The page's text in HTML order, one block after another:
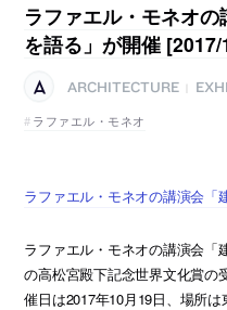
ラファエル・モネオ
を語る」が開催
ARCHITECTURE
ラファエル・モネオ
ラファエル・モネオの講演会「
ラファエル・モネオの講演会「
の高松宮殿下記念世界文化賞の
催日は2017年10月19日、場所